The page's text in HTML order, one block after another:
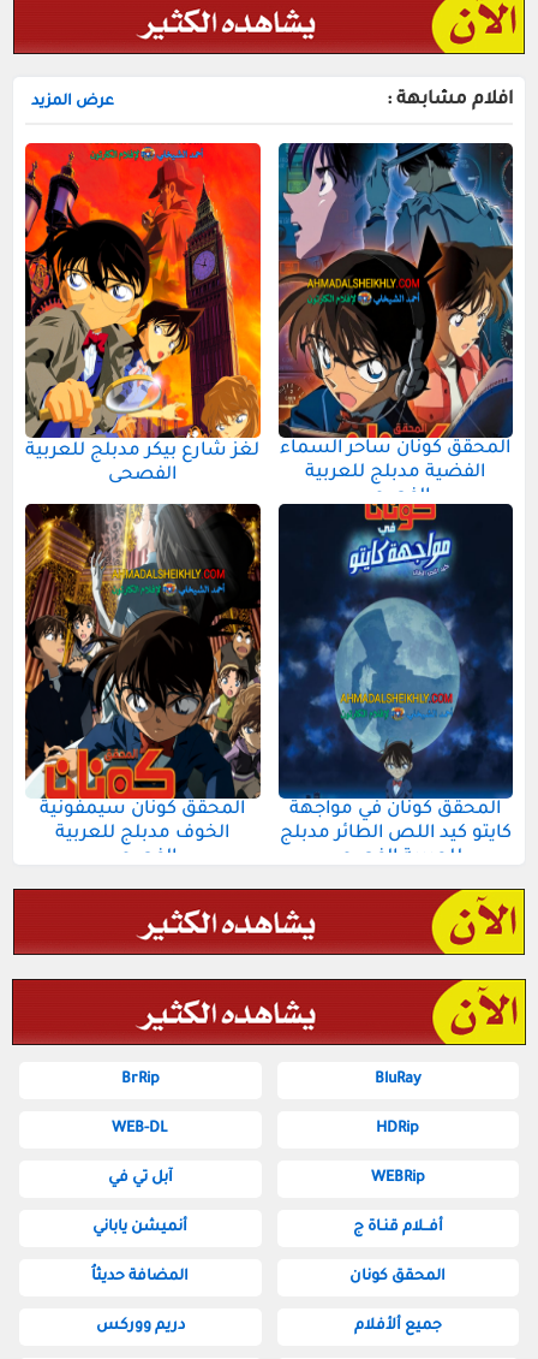
عرض المزيد افلام مشابهة :
المحقق كونان ساحر السماء
الفضية مدبلج للعربية
الفصحى
لغز شارع بيكر مدبلج للعربية
الفصحى
المحقق كونان في مواجهة
كايتو كيد اللص الطائر مدبلج
للعربية الفصحى
المحقق كونان سيمفونية
الخوف مدبلج للعربية
الفصحى
BluRay
BrRip
HDRip
WEB-DL
WEBRip آبل تي في
أفــلام قنـاة ج أنميشن ياباني
المحقق كونان المضافة حديثاُ
جميع ألأفلام دريم ووركس